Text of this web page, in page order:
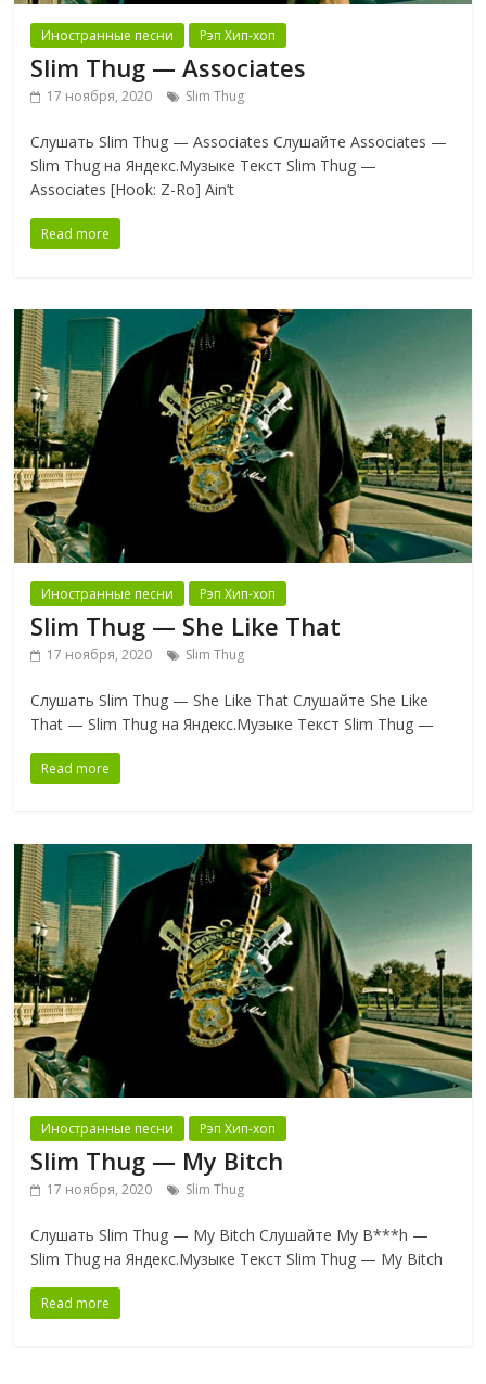
Иностранные песни Рэп Хип-хоп
Slim Thug — Associates
17 ноября, 2020 Slim Thug
Слушать Slim Thug — Associates Слушайте Associates —
Slim Thug на Яндекс.Музыке Текст Slim Thug —
Associates [Hook: Z-Ro] Ain’t
Read more
Иностранные песни Рэп Хип-хоп
Slim Thug — She Like That
17 ноября, 2020 Slim Thug
Слушать Slim Thug — She Like That Слушайте She Like
That — Slim Thug на Яндекс.Музыке Текст Slim Thug —
Read more
Иностранные песни Рэп Хип-хоп
Slim Thug — My Bitch
17 ноября, 2020 Slim Thug
Слушать Slim Thug — My Bitch Слушайте My B***h —
Slim Thug на Яндекс.Музыке Текст Slim Thug — My Bitch
Read more